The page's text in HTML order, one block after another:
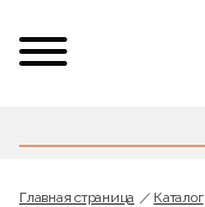
Главная страница Каталог